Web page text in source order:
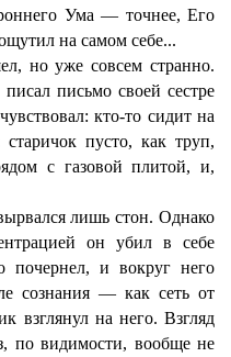
Ума — точнее, Его
на самом себе...
но уже совсем странно.
письмо своей сестре
кто-то сидит на
пусто, как труп,
с газовой плитой, и,
лишь стон. Однако
он убил в себе
почернел, и вокруг него
сознания — как сеть от
взглянул на него. Взгляд
по видимости, вообще не